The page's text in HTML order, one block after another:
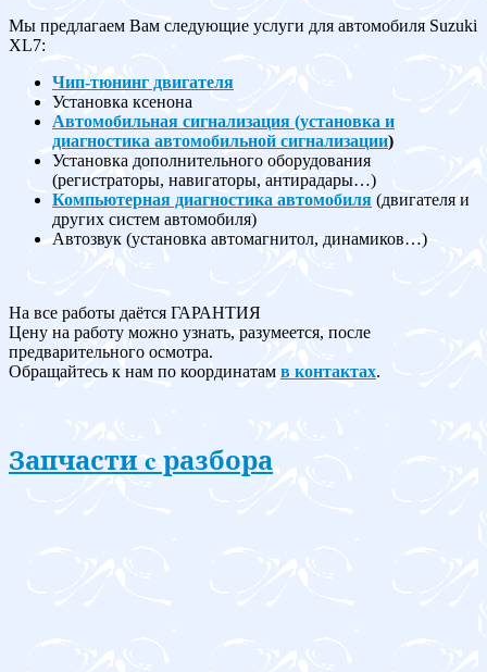
Мы предлагаем Вам следующие услуги для автомобиля Suzuki
XL7:
Чип-тюнинг двигателя
Установка ксенона
Автомобильная сигнализация (установка и
диагностика автомобильной сигнализации)
Установка дополнительного оборудования
(регистраторы, навигаторы, антирадары…)
Компьютерная диагностика автомобиля (двигателя и
других систем автомобиля)
Автозвук (установка автомагнитол, динамиков…)
На все работы даётся ГАРАНТИЯ
Цену на работу можно узнать, разумеется, после
предварительного осмотра.
Обращайтесь к нам по координатам в контактах.
Запчасти c разбора